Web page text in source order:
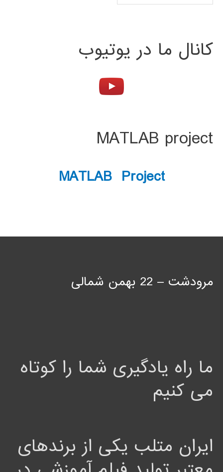
کانال ما در یوتیوب
MATLAB project
MATLAB Project
مرودشت – 22 بهمن شمالی
ما راه یادگیری شما را کوتاه
می کنیم
ایران متلب یکی از برندهای